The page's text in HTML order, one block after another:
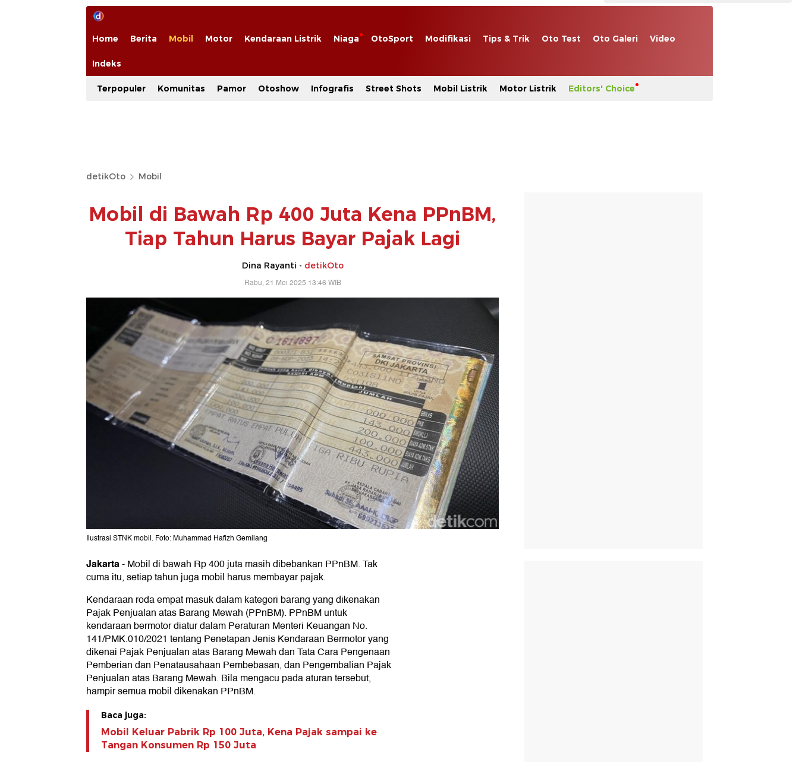
Home Berita Mobil Motor Kendaraan Listrik Niaga OtoSport Modifikasi Tips & Trik Oto Test Oto Galeri Video
Indeks
Terpopuler Komunitas Pamor Otoshow Infografis Street Shots Mobil Listrik Motor Listrik Editors' Choice
detikOto Mobil
Mobil di Bawah Rp 400 Juta Kena PPnBM,
Tiap Tahun Harus Bayar Pajak Lagi
Dina Rayanti - detikOto
Rabu, 21 Mei 2025 13:46 WIB
Ilustrasi STNK mobil. Foto: Muhammad Hafizh Gemilang
Jakarta-Mobil di bawah Rp 400 juta masih dibebankan PPnBM. Tak
cuma itu, setiap tahun juga mobil harus membayar pajak.
Kendaraan roda empat masuk dalam kategori barang yang dikenakan
Pajak Penjualan atas Barang Mewah (PPnBM). PPnBM untuk
kendaraan bermotor diatur dalam Peraturan Menteri Keuangan No.
141/PMK.010/2021 tentang Penetapan Jenis Kendaraan Bermotor yang
dikenai Pajak Penjualan atas Barang Mewah dan Tata Cara Pengenaan
Pemberian dan Penatausahaan Pembebasan, dan Pengembalian Pajak
Penjualan atas Barang Mewah. Bila mengacu pada aturan tersebut,
hampir semua mobil dikenakan PPnBM.
Baca juga:
Mobil Keluar Pabrik Rp 100 Juta, Kena Pajak sampai ke
Tangan Konsumen Rp 150 Juta